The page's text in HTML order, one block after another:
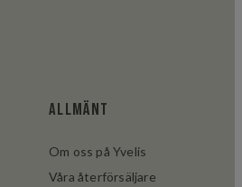
Allmänt
Om oss på Yvelis
Våra återförsäljare